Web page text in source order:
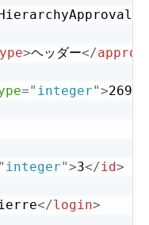
>ヘッダー</
=" integer">2696
" integer">3</id>
</login>